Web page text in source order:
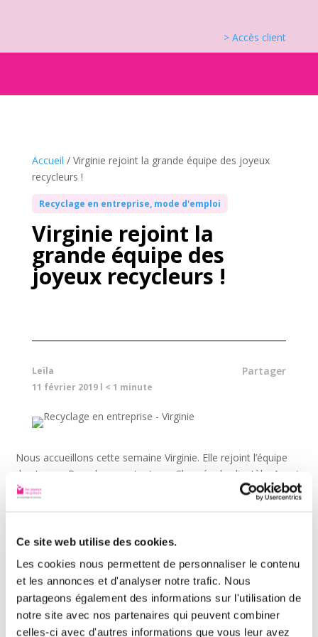
Ce site web utilise des cookies.
Les cookies nous permettent de personnaliser le contenu
et les annonces et d'analyser notre trafic. Nous
partageons également des informations sur l'utilisation de
notre site avec nos partenaires qui peuvent combiner
celles-ci avec d'autres informations que vous leur avez
> Accès client
Accueil / Virginie rejoint la grande équipe des joyeux
recycleurs !
Recyclage en entreprise, mode d'emploi
Virginie rejoint la
grande équipe des
joyeux recycleurs !
Leïla
11 février 2019l < 1 minute
Partager
Nous accueillons cette semaine Virginie. Elle rejoint l’équipe
des Joyeux Recycleurs en tant que Chargée de clientèle. Ayant
déjà travaillé pendant 5 ans pour une entreprise française de
Entre bureau et terrain pour
un recyclage optimisé
Véritable lien entre le support et nos équipes de collecteurs,